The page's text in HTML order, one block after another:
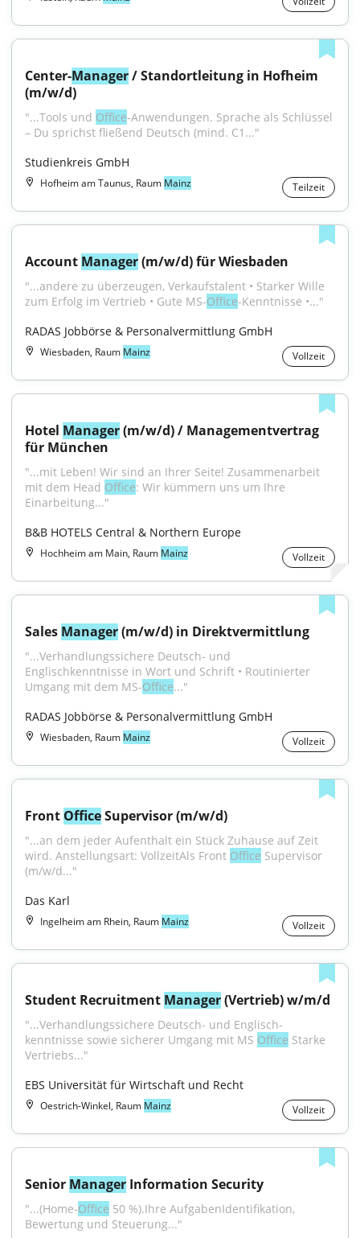
Center-Manager / Standortleitung in Hofheim
(m/w/d)
"...Tools und Office-Anwendungen. Sprache als Schlüssel
– Du sprichst fließend Deutsch (mind. C1..."
Studienkreis GmbH
Hofheim am Taunus, Raum Mainz Teilzeit
Account Manager (m/w/d) für Wiesbaden
"...andere zu überzeugen, Verkaufstalent • Starker Wille
zum Erfolg im Vertrieb • Gute MS-Office-Kenntnisse •..."
RADAS Jobbörse & Personalvermittlung GmbH
Wiesbaden, Raum Mainz Vollzeit
Hotel Manager (m/w/d) / Managementvertrag
für München
"...mit Leben! Wir sind an Ihrer Seite! Zusammenarbeit
mit dem Head Office: Wir kümmern uns um Ihre
Einarbeitung..."
B&B HOTELS Central & Northern Europe
Hochheim am Main, Raum Mainz Vollzeit
Sales Manager (m/w/d) in Direktvermittlung
"...Verhandlungssichere Deutsch- und
Englischkenntnisse in Wort und Schrift • Routinierter
Umgang mit dem MS-Office..."
RADAS Jobbörse & Personalvermittlung GmbH
Wiesbaden, Raum Mainz Vollzeit
Front Office Supervisor (m/w/d)
"...an dem jeder Aufenthalt ein Stück Zuhause auf Zeit
wird. Anstellungsart: VollzeitAls Front Office Supervisor
(m/w/d..."
Das Karl
Ingelheim am Rhein, Raum Mainz Vollzeit
Student Recruitment Manager (Vertrieb) w/m/d
"...Verhandlungssichere Deutsch- und Englisch­
kenntnisse sowie sicherer Umgang mit MS Office Starke
Vertriebs..."
EBS Universität für Wirtschaft und Recht
Oestrich-Winkel, Raum Mainz Vollzeit
Senior Manager Information Security
"...(Home-Office 50 %).Ihre AufgabenIdentifikation,
Bewertung und Steuerung..."